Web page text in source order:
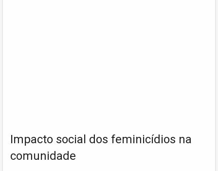
Impacto social dos feminicídios na
comunidade